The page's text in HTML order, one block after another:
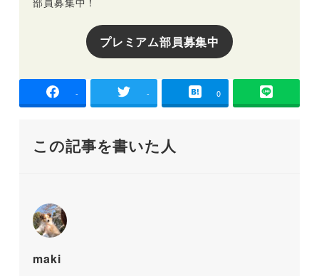
プレミアム部員募集中
- - 0
この記事を書いた人
maki